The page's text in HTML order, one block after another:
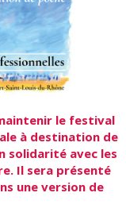
le festival
à destination de
solidarité avec les
Il sera présenté
une version de